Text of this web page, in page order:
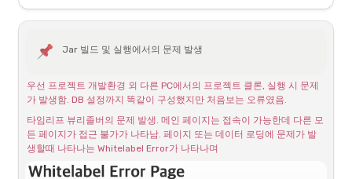
프로젝트를 하면서 느껴온 것들은 내가 작성하는 코드의 정돈상태, 어떻
게 구현하는 것이 올바른지, 그 기준을 어떻게 두어야하는지 항상 고민이
다. 어떤 코드가 좋은 코드인지 올바른 사용법인지 맞는지 아닌지 끊임없
이 고민은 하지만, 혼자 공부하는 입장에서는 너무 많은 정보들이 혼란스
럽게 한다.
Jar 빌드 및 실행에서의 문제 발생
우선 프로젝트 개발환경 외 다른 PC에서의 프로젝트 클론, 실행 시 문제
가 발생함. DB 설정까지 똑같이 구성했지만 처음보는 오류였음.
타임리프 뷰리졸버의 문제 발생. 메인 페이지는 접속이 가능한데 다른 모
든 페이지가 접근 불가가 나타남. 페이지 또는 데이터 로딩에 문제가 발
생할때 나타나는 Whitelabel Error가 나타나며